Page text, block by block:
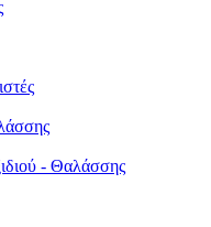
- Θαλάσσης